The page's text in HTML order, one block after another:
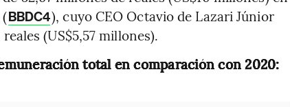
BBDC4), cuyo CEO Octavio de Lazari Júnior
(US$5,57 millones).
total en comparación con 2020: